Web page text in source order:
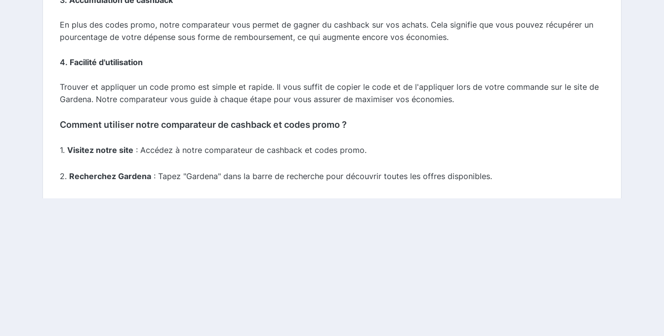
En plus des codes promo, notre comparateur vous permet de gagner du cashback sur vos achats. Cela signifie que vous pouvez récupérer un
pourcentage de votre dépense sous forme de remboursement, ce qui augmente encore vos économies.
4. Facilité d'utilisation
Trouver et appliquer un code promo est simple et rapide. Il vous suffit de copier le code et de l'appliquer lors de votre commande sur le site de
Gardena. Notre comparateur vous guide à chaque étape pour vous assurer de maximiser vos économies.
Comment utiliser notre comparateur de cashback et codes promo ?
1. Visitez notre site : Accédez à notre comparateur de cashback et codes promo.
2. Recherchez Gardena : Tapez "Gardena" dans la barre de recherche pour découvrir toutes les offres disponibles.